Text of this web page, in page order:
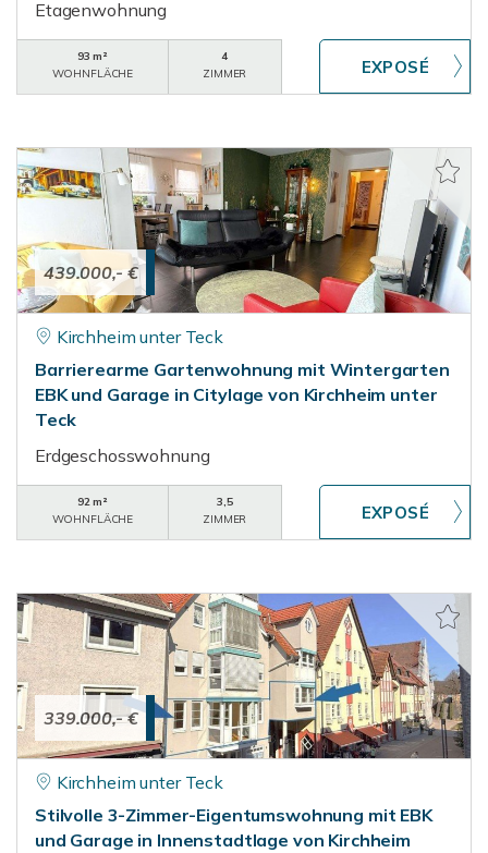
Etagenwohnung
93 m²
WOHNFLÄCHE
4
ZIMMER
439.000,- €
Kirchheim unter Teck
Barrierearme Gartenwohnung mit Wintergarten
EBK und Garage in Citylage von Kirchheim unter
Teck
Erdgeschosswohnung
92 m²
WOHNFLÄCHE
3,5
ZIMMER
339.000,- €
Kirchheim unter Teck
Stilvolle 3-Zimmer-Eigentumswohnung mit EBK
und Garage in Innenstadtlage von Kirchheim